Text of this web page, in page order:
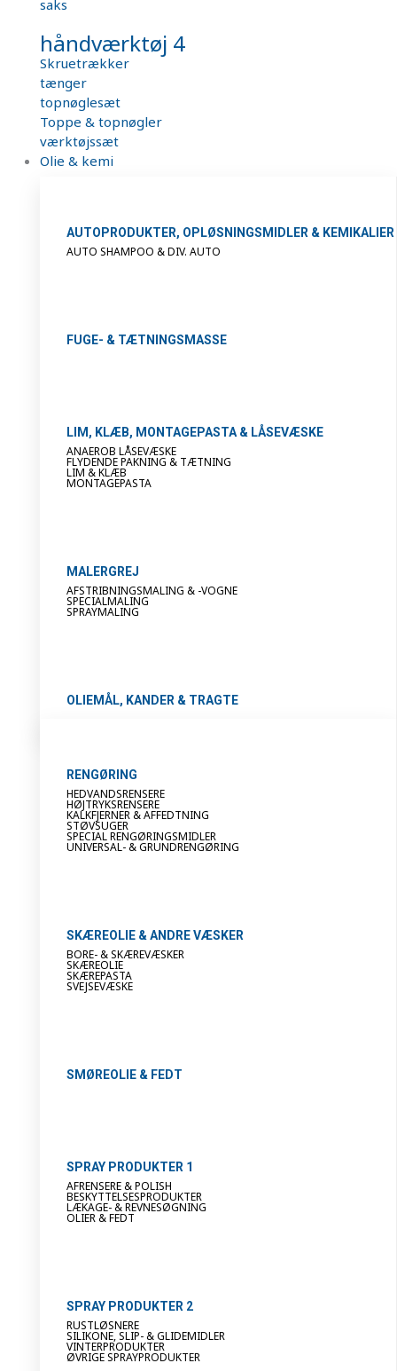
saks
håndværktøj 4
Skruetrækker
tænger
topnøglesæt
Toppe & topnøgler
værktøjssæt
Olie & kemi
AUTOPRODUKTER, OPLØSNINGSMIDLER & KEMIKALIER
AUTO SHAMPOO & DIV. AUTO
FUGE- & TÆTNINGSMASSE
LIM, KLÆB, MONTAGEPASTA & LÅSEVÆSKE
ANAEROB LÅSEVÆSKE
FLYDENDE PAKNING & TÆTNING
LIM & KLÆB
MONTAGEPASTA
MALERGREJ
AFSTRIBNINGSMALING & -VOGNE
SPECIALMALING
SPRAYMALING
OLIEMÅL, KANDER & TRAGTE
RENGØRING
HEDVANDSRENSERE
HØJTRYKSRENSERE
KALKFJERNER & AFFEDTNING
STØVSUGER
SPECIAL RENGØRINGSMIDLER
UNIVERSAL- & GRUNDRENGØRING
SKÆREOLIE & ANDRE VÆSKER
BORE- & SKÆREVÆSKER
SKÆREOLIE
SKÆREPASTA
SVEJSEVÆSKE
SMØREOLIE & FEDT
SPRAY PRODUKTER 1
AFRENSERE & POLISH
BESKYTTELSESPRODUKTER
LÆKAGE- & REVNESØGNING
OLIER & FEDT
SPRAY PRODUKTER 2
RUSTLØSNERE
SILIKONE, SLIP- & GLIDEMIDLER
VINTERPRODUKTER
ØVRIGE SPRAYPRODUKTER